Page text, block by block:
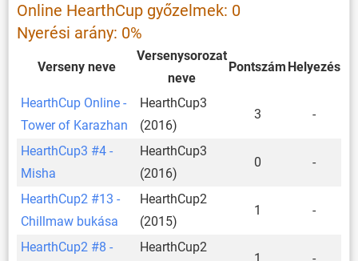
Online HearthCup győzelmek: 0
Nyerési arány: 0%
Verseny neve
Versenysorozat
neve
Pontszám Helyezés
HearthCup Online -
Tower of Karazhan
HearthCup3
(2016)
3 -
HearthCup3 #4 -
Misha
HearthCup3
(2016)
0 -
HearthCup2 #13 -
Chillmaw bukása
HearthCup2
(2015)
1 -
HearthCup2 #8 -
HearthCup2